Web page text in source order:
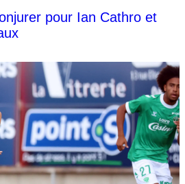
pour Ian Cathro et